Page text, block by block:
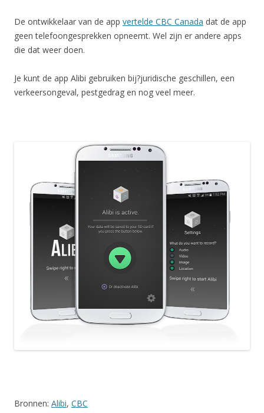
De ontwikkelaar van de app vertelde CBC Canada dat de app
geen telefoongesprekken opneemt. Wel zijn er andere apps
die dat weer doen.
Je kunt de app Alibi gebruiken bij?juridische geschillen, een
verkeersongeval, pestgedrag en nog veel meer.
Bronnen: Alibi, CBC